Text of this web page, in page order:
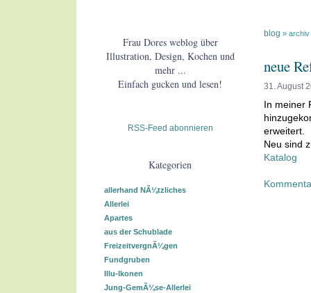
Frau Dores weblog über
Illustration, Design, Kochen und
mehr ...
Einfach gucken und lesen!
RSS-Feed abonnieren
Kategorien
allerhand NÃ¼tzliches
Allerlei
Apartes
aus der Schublade
FreizeitvergnÃ¼gen
Fundgruben
Illu-Ikonen
Jung-GemÃ¼se-Allerlei
blog » archiv
neue
31. August
In meiner
erweitert.
Neu sind
Katalog